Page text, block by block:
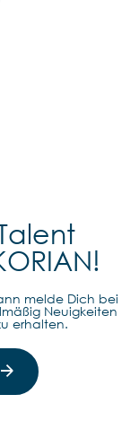
melde Dich bei
Neuigkeiten
erhalten.